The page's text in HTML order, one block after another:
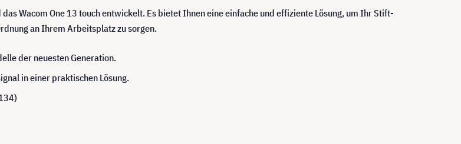
Wacom One 13 touch entwickelt. Es bietet Ihnen eine einfache und effiziente Lösung, um Ihr Stift-
an Ihrem Arbeitsplatz zu sorgen.
der neuesten Generation.
in einer praktischen Lösung.